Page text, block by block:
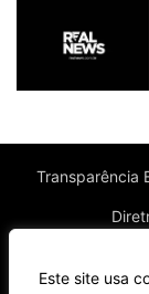
Este site usa
Transparência